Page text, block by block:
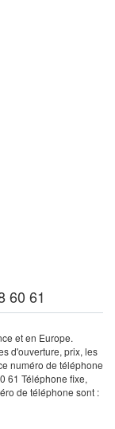
60 61
et en Europe.
d'ouverture, prix, les
numéro de téléphone
61 Téléphone fixe,
de téléphone sont :